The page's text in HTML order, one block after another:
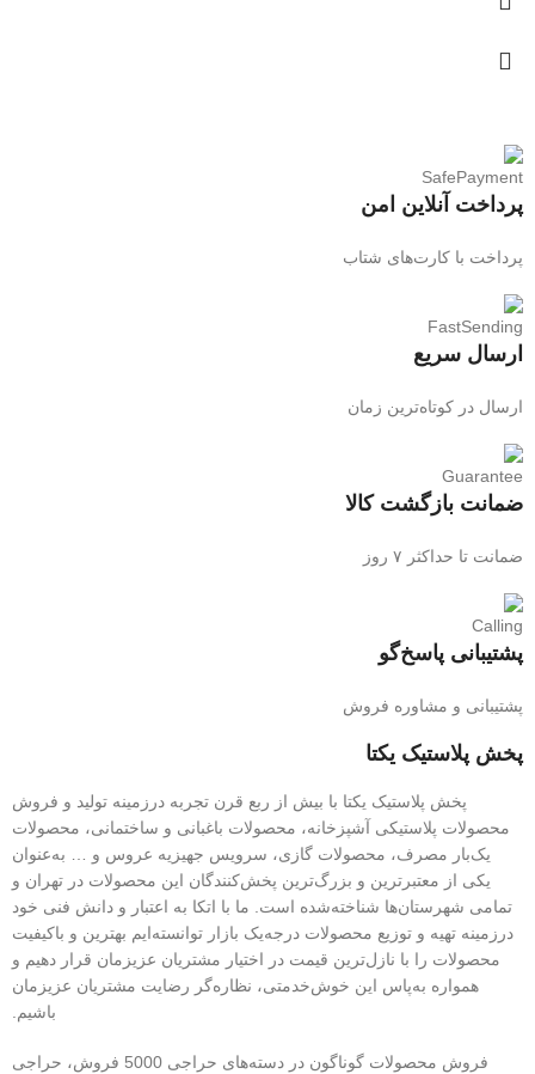
پرداخت آنلاین امن
پرداخت با کارت‌های شتاب
ارسال سریع
ارسال در کوتاه‌ترین زمان
ضمانت بازگشت کالا
ضمانت تا حداکثر ۷ روز
پشتیبانی پاسخ‌گو
پشتیبانی و مشاوره فروش
پخش پلاستیک یکتا
پخش پلاستیک یکتا با بیش از ربع قرن تجربه درزمینه تولید و فروش
محصولات پلاستیکی آشپزخانه، محصولات باغبانی و ساختمانی، محصولات
یک‌بار مصرف، محصولات گازی، سرویس جهیزیه عروس و … به‌عنوان
یکی از معتبرترین و بزرگ‌ترین پخش‌کنندگان این محصولات در تهران و
تمامی شهرستان‌ها شناخته‌شده است. ما با اتکا به اعتبار و دانش فنی خود
درزمینه تهیه و توزیع محصولات درجه‌یک بازار توانسته‌ایم بهترین و باکیفیت
محصولات را با نازل‌ترین قیمت در اختیار مشتریان عزیزمان قرار دهیم و
همواره به‌پاس این خوش‌خدمتی، نظاره‌گر رضایت مشتریان عزیزمان
باشیم.
فروش محصولات گوناگون در دسته‌های حراجی 5000 فروش، حراجی